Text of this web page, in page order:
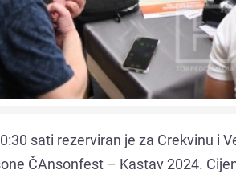
sati rezerviran je za Crekvinu i
ČAnsonfest – Kastav 2024.